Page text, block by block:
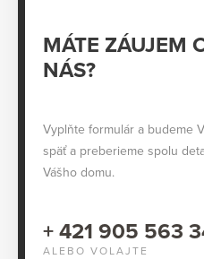
MÁTE ZÁUJEM
NÁS?
Vyplňte formulár a budeme
späť a preberieme spolu
Vášho domu.
+ 421 905 563
ALEBO VOLAJTE